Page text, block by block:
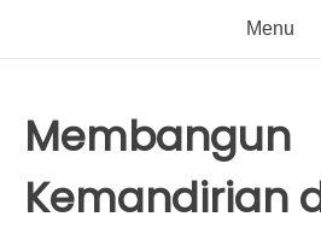
Menu
Membangun
Kemandirian